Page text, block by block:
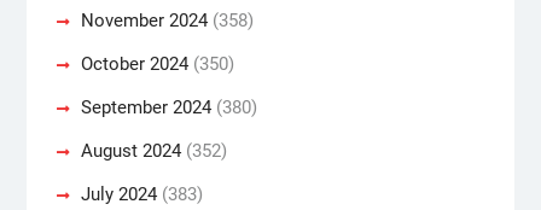
November 2024(358)
October 2024(350)
September 2024(380)
August 2024(352)
July 2024(383)